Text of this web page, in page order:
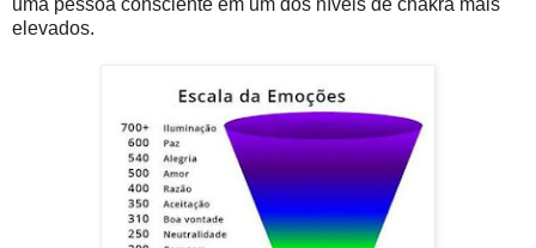
uma pessoa consciente em um dos níveis de chakra mais
elevados.